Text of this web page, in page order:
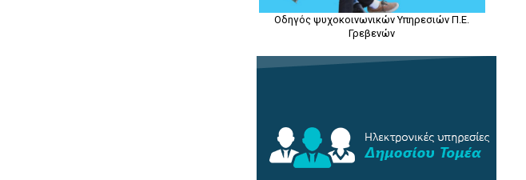
Οδηγός ψυχοκοινωνικών Υπηρεσιών Π.Ε.
Γρεβενών